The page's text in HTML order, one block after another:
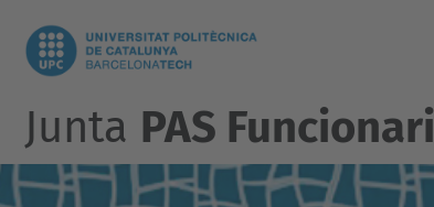
Junta PAS Funcionari